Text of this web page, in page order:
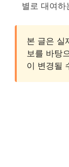
별로 대여
본 글은 실
보를 바탕
이 변경될